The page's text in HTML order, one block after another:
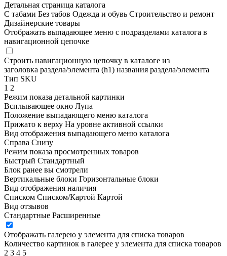
Детальная страница каталога
С табами Без табов Одежда и обувь Строительство и ремонт
Дизайнерские товары
Отображать выпадающее меню с подразделами каталога в
навигационной цепочке
Строить навигационную цепочку в каталоге из
заголовка раздела/элемента (h1) названия раздела/элемента
Тип SKU
1 2
Режим показа детальной картинки
Всплывающее окно Лупа
Положение выпадающего меню каталога
Прижато к верху На уровне активной ссылки
Вид отображения выпадающего меню каталога
Справа Снизу
Режим показа просмотренных товаров
Быстрый Стандартный
Блок ранее вы смотрели
Вертикальные блоки Горизонтальные блоки
Вид отображения наличия
Списком Списком/Картой Картой
Вид отзывов
Стандартные Расширенные
Отображать галерею у элемента для списка товаров
Количество картинок в галерее у элемента для списка товаров
2 3 4 5